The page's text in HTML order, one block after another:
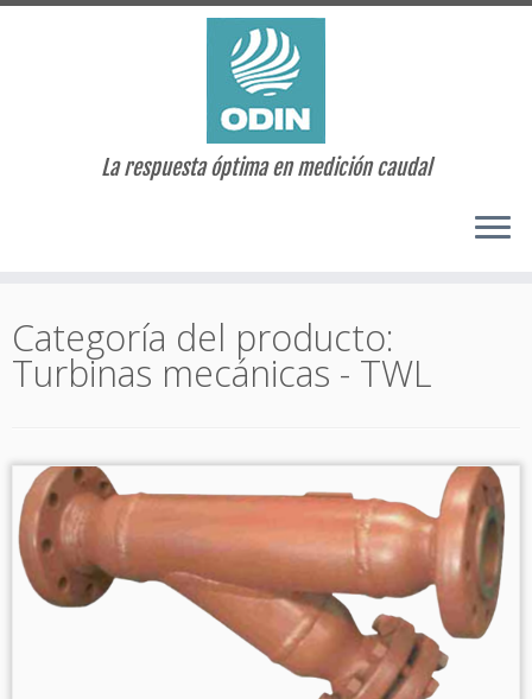
contenido
La respuesta óptima en medición caudal
Categoría del producto:
Turbinas mecánicas - TWL